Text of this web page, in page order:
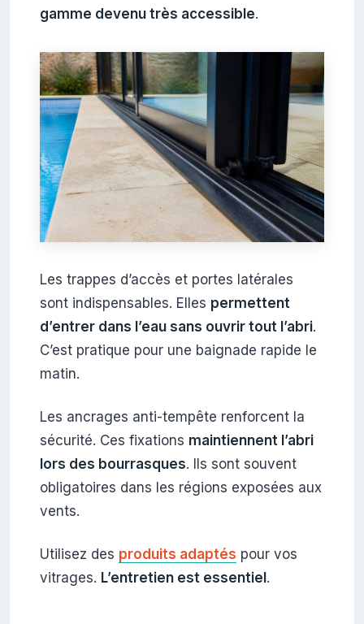
gamme devenu très accessible.
Les trappes d’accès et portes latérales
sont indispensables. Elles permettent
d’entrer dans l’eau sans ouvrir tout l’abri.
C’est pratique pour une baignade rapide le
matin.
Les ancrages anti-tempête renforcent la
sécurité. Ces fixations maintiennent l’abri
lors des bourrasques. Ils sont souvent
obligatoires dans les régions exposées aux
vents.
Utilisez des produits adaptés pour vos
vitrages. L’entretien est essentiel .